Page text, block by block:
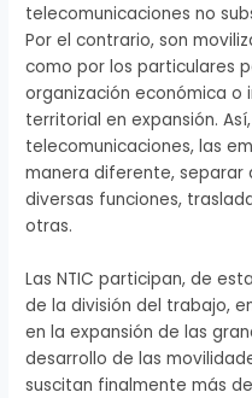
telecomunicaciones no
Por el contrario, son
como por los particulares
organización económica o
territorial en expansión.
telecomunicaciones, las
manera diferente, separar
diversas funciones,
otras.
Las NTIC participan, de
de la división del trabajo,
en la expansión de las
desarrollo de las
suscitan finalmente más